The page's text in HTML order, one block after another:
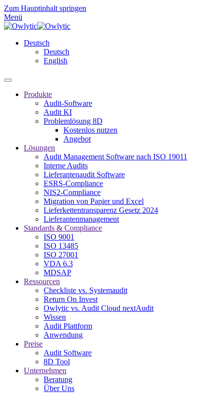
Zum Hauptinhalt springen
Menü
Deutsch
Deutsch
English
Produkte
Audit-Software
Audit KI
Problemlösung 8D
Kostenlos nutzen
Angebot
Lösungen
Audit Management Software nach ISO 19011
Interne Audits
Lieferantenaudit Software
ESRS-Compliance
NIS2-Compliance
Migration von Papier und Excel
Lieferkettentransparenz Gesetz 2024
Lieferantenmanagement
Standards & Compliance
ISO 9001
ISO 13485
ISO 27001
VDA 6.3
MDSAP
Ressourcen
Checkliste vs. Systemaudit
Return On Invest
Owlytic vs. Audit Cloud nextAudit
Wissen
Audit Plattform
Anwendung
Preise
Audit Software
8D Tool
Unternehmen
Beratung
Über Uns